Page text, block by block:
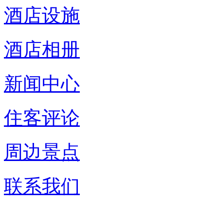
酒店设施
酒店相册
新闻中心
住客评论
周边景点
联系我们